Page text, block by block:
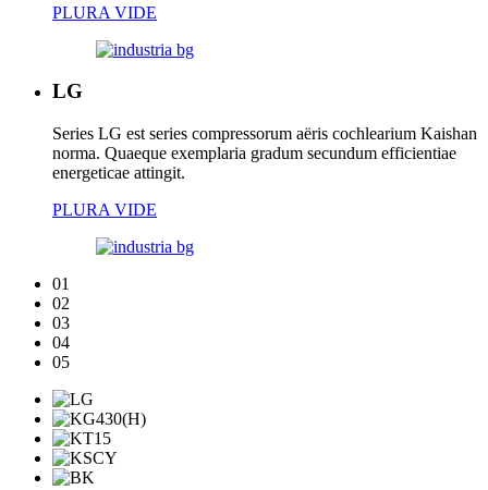
PLURA VIDE
LG
Series LG est series compressorum aëris cochlearium Kaishan
norma. Quaeque exemplaria gradum secundum efficientiae
energeticae attingit.
PLURA VIDE
01
02
03
04
05